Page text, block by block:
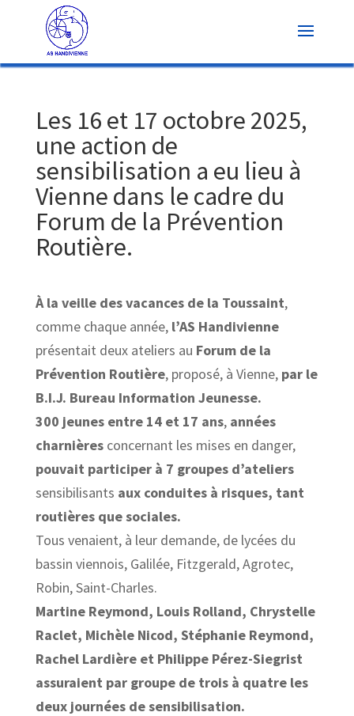
Les 16 et 17 octobre 2025,
une action de
sensibilisation a eu lieu à
Vienne dans le cadre du
Forum de la Prévention
Routière.
À la veille des vacances de la Toussaint,
comme chaque année,l’AS Handivienne
présentait deux ateliers au Forum de la
Prévention Routière, proposé, à Vienne, par le
B.I.J. Bureau Information Jeunesse.
300 jeunes entre 14 et 17 ans, années
charnièresconcernant les mises en danger,
pouvait participer à 7 groupes d’ateliers
sensibilisants aux conduites à risques, tant
routières que sociales.
Tous venaient, à leur demande, de lycées du
bassin viennois, Galilée, Fitzgerald, Agrotec,
Robin, Saint-Charles.
Martine Reymond, Louis Rolland, Chrystelle
Raclet, Michèle Nicod, Stéphanie Reymond,
Rachel Lardière et Philippe Pérez-Siegrist
assuraient par groupe de trois à quatre les
deux journées de sensibilisation.